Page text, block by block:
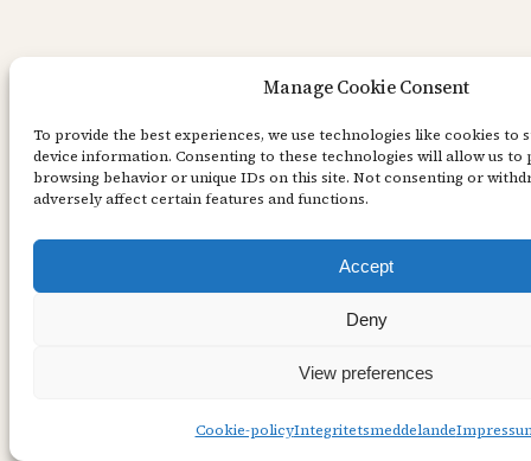
Manage Cookie Consent
To provide the best experiences, we use technologies like cookies to
device information. Consenting to these technologies will allow us to
browsing behavior or unique IDs on this site. Not consenting or
adversely affect certain features and functions.
Accept
Deny
View preferences
Cookie-policyIntegritetsmeddelande